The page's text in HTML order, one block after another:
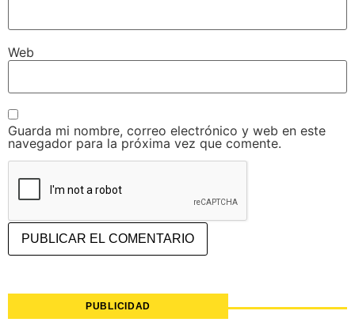
Web
Guarda mi nombre, correo electrónico y web en este
navegador para la próxima vez que comente.
PUBLICIDAD